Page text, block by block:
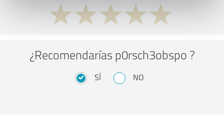
¿Recomendarías p0rsch3obspo ?
SÍ NO